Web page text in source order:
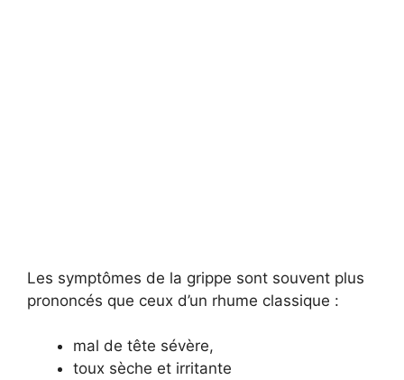
Les symptômes de la grippe sont souvent plus
prononcés que ceux d’un rhume classique :
mal de tête sévère,
toux sèche et irritante